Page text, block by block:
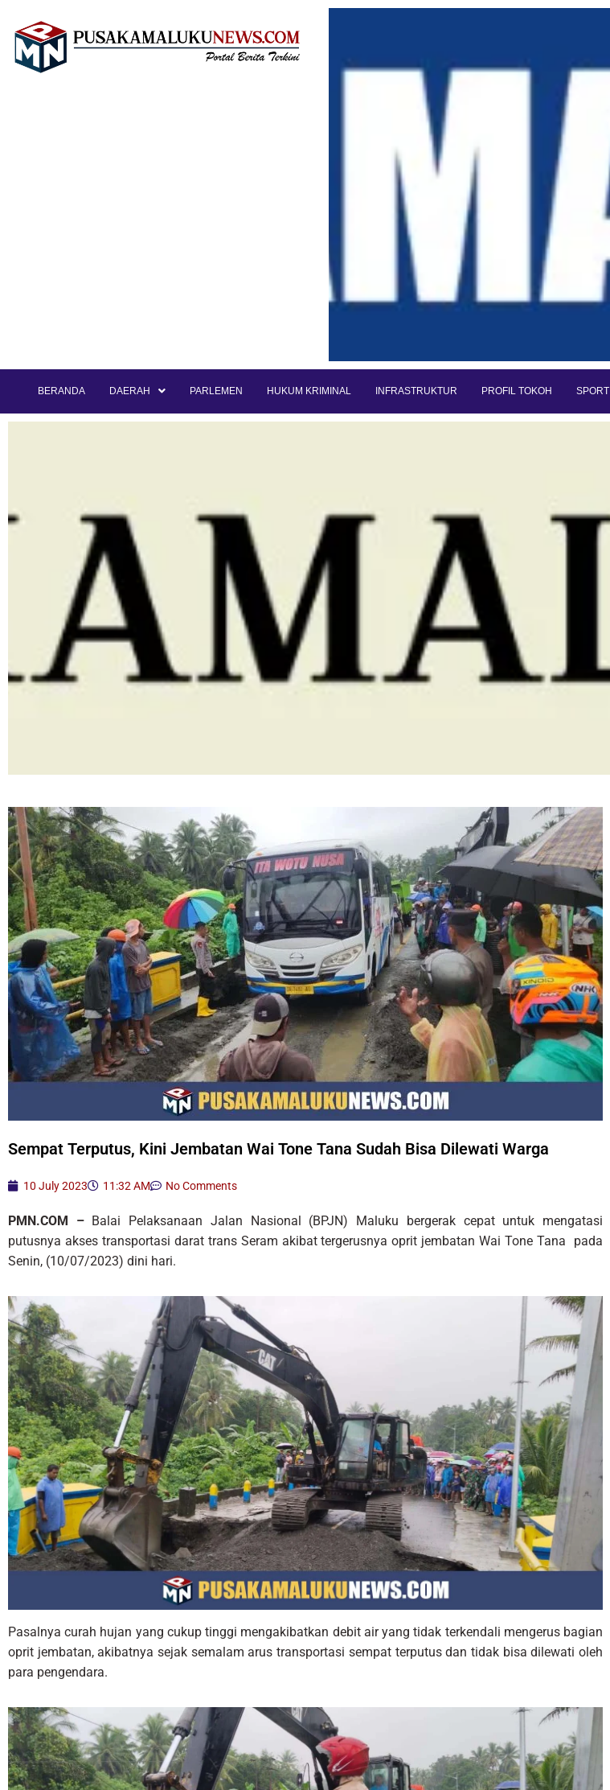
BERANDA DAERAH PARLEMEN HUKUM KRIMINAL INFRASTRUKTUR PROFIL TOKOH SPORT
Sempat Terputus, Kini Jembatan Wai Tone Tana Sudah Bisa Dilewati Warga
10 July 2023 11:32 AM No Comments
PMN.COM – Balai Pelaksanaan Jalan Nasional (BPJN) Maluku bergerak cepat untuk mengatasi
putusnya akses transportasi darat trans Seram akibat tergerusnya oprit jembatan Wai Tone Tana pada
Senin, (10/07/2023) dini hari.
Pasalnya curah hujan yang cukup tinggi mengakibatkan debit air yang tidak terkendali mengerus bagian
oprit jembatan, akibatnya sejak semalam arus transportasi sempat terputus dan tidak bisa dilewati oleh
para pengendara.